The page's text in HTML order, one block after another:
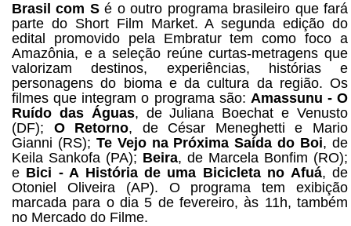
Brasil com Sé o outro programa brasileiro que fará
parte do Short Film Market. A segunda edição do
edital promovido pela Embratur tem como foco a
Amazônia, e a seleção reúne curtas-metragens que
valorizam destinos, experiências, histórias e
personagens do bioma e da cultura da região. Os
filmes que integram o programa são: Amassunu - O
Ruído das Águas, de Juliana Boechat e Venusto
(DF); O Retorno, de César Meneghetti e Mario
Gianni (RS); Te Vejo na Próxima Saída do Boi, de
Keila Sankofa (PA); Beira, de Marcela Bonfim (RO);
e Bici - A História de uma Bicicleta no Afuá, de
Otoniel Oliveira (AP). O programa tem exibição
marcada para o dia 5 de fevereiro, às 11h, também
no Mercado do Filme.